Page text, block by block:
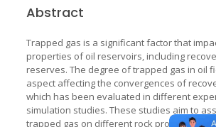
Abstract
Trapped gas is a significant factor that
properties of oil reservoirs, including
reserves. The degree of trapped gas in oil
aspect affecting the convergences of
which has been evaluated in different
simulation studies. These studies aim to
trapped gas on different rock properties as